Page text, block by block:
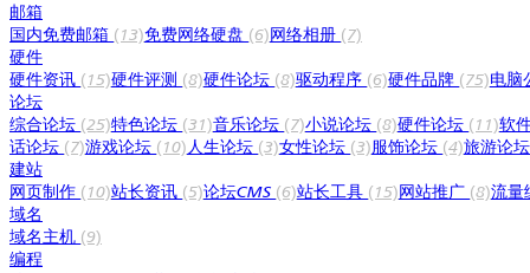
邮箱
国内免费邮箱 (13)免费网络硬盘 (6)网络相册 (7)
硬件
硬件资讯 (15)硬件评测 (8)硬件论坛 (8)驱动程序 (6)硬件品牌 (75)电脑
论坛
综合论坛 (25)特色论坛 (31)音乐论坛 (7)小说论坛 (8)硬件论坛 (11)软
话论坛 (7)游戏论坛 (10) 人生论坛 (3)女性论坛 (3)服饰论坛 (4)旅游论
建站
网页制作 (10)站长资讯 (5)论坛CMS (6)站长工具 (15)网站推广 (8)流
域名
域名主机 (9)
编程